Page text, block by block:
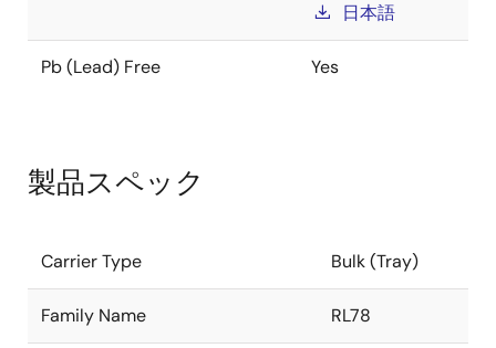
日本語
Pb (Lead) Free Yes
製品スペック
Carrier Type Bulk (Tray)
Family Name RL78